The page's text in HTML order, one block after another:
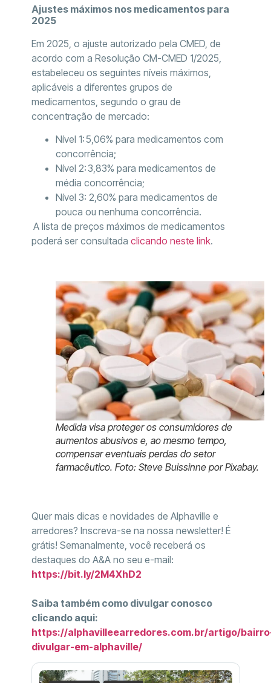
Ajustes máximos nos medicamentos para
2025
Em 2025, o ajuste autorizado pela CMED, de
acordo com a Resolução CM-CMED 1/2025,
estabeleceu os seguintes níveis máximos,
aplicáveis a diferentes grupos de
medicamentos, segundo o grau de
concentração de mercado:
Nível 1: 5,06% para medicamentos com
concorrência;
Nível 2: 3,83% para medicamentos de
média concorrência;
Nível 3: 2,60% para medicamentos de
pouca ou nenhuma concorrência.
A lista de preços máximos de medicamentos
poderá ser consultada clicando neste link.
Medida visa proteger os consumidores de
aumentos abusivos e, ao mesmo tempo,
compensar eventuais perdas do setor
farmacêutico. Foto: Steve Buissinne por Pixabay.
Quer mais dicas e novidades de Alphaville e
arredores? Inscreva-se na nossa newsletter! É
grátis! Semanalmente, você receberá os
destaques do A&A no seu e-mail:
https://bit.ly/2M4XhD2
Saiba também como divulgar conosco
clicando aqui:
https://alphavilleearredores.com.br/artigo/
divulgar-em-alphaville/